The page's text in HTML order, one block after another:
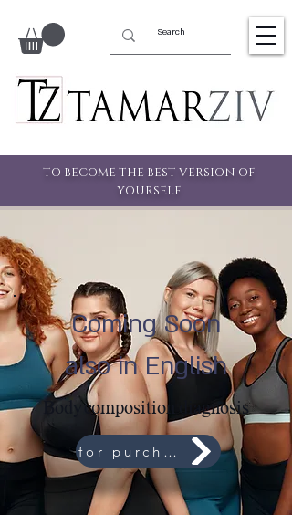
TO BECOME THE BEST VERSION OF
YOURSELF
Coming Soon
also in English
Body composition diagnosis
for purchase